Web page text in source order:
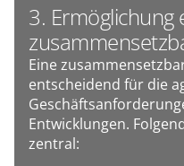
3. Ermöglichung
Eine
entscheidend für die
Entwicklungen.
zentral: